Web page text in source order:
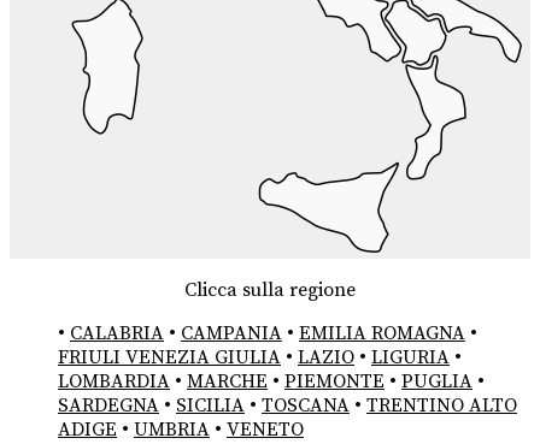
Clicca sulla regione
• CALABRIA • CAMPANIA • EMILIA ROMAGNA •
FRIULI VENEZIA GIULIA • LAZIO • LIGURIA •
LOMBARDIA • MARCHE • PIEMONTE • PUGLIA •
SARDEGNA • SICILIA • TOSCANA • TRENTINO ALTO
ADIGE • UMBRIA • VENETO